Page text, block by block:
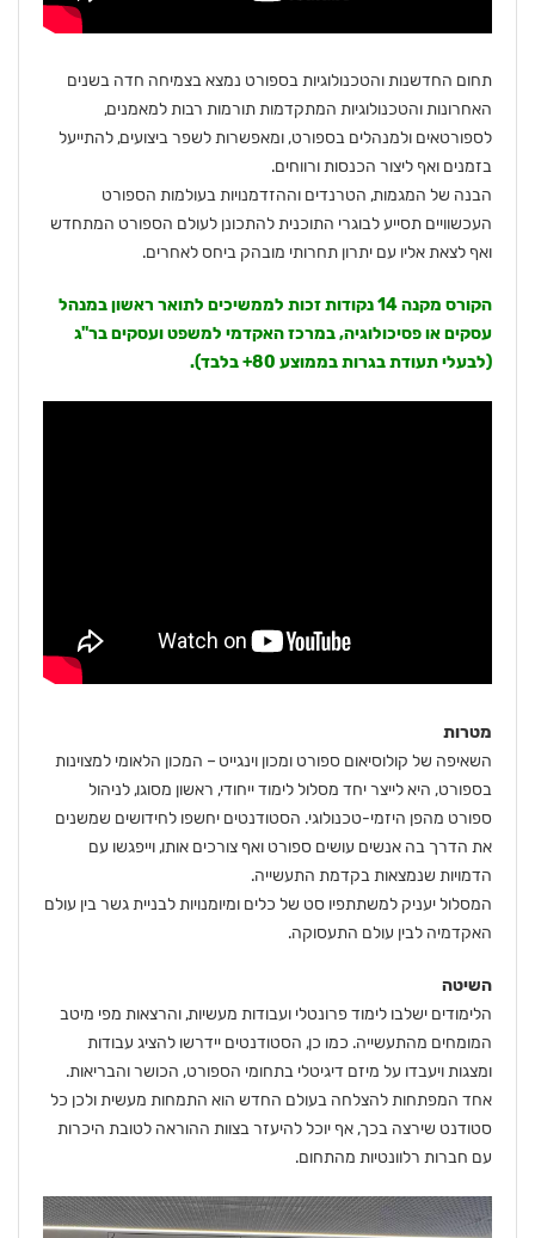
תחום החדשנות והטכנולוגיות בספורט נמצא בצמיחה חדה בשנים
האחרונות והטכנולוגיות המתקדמות תורמות רבות למאמנים,
לספורטאים ולמנהלים בספורט, ומאפשרות לשפר ביצועים, להתייעל
בזמנים ואף ליצור הכנסות ורווחים.
הבנה של המגמות, הטרנדים וההזדמנויות בעולמות הספורט
העכשוויים תסייע לבוגרי התוכנית להתכונן לעולם הספורט המתחדש
ואף לצאת אליו עם יתרון תחרותי מובהק ביחס לאחרים.
הקורס מקנה 14 נקודות זכות לממשיכים לתואר ראשון במנהל
עסקים או פסיכולוגיה, במרכז האקדמי למשפט ועסקים בר"ג
(לבעלי תעודת בגרות בממוצע 80+ בלבד).
מטרות
השאיפה של קולוסיאום ספורט ומכון וינגייט – המכון הלאומי למצוינות
בספורט, היא לייצר יחד מסלול לימוד ייחודי, ראשון מסוגו, לניהול
ספורט מהפן היזמי-טכנולוגי. הסטודנטים יחשפו לחידושים שמשנים
את הדרך בה אנשים עושים ספורט ואף צורכים אותו, וייפגשו עם
הדמויות שנמצאות בקדמת התעשייה.
המסלול יעניק למשתתפיו סט של כלים ומיומנויות לבניית גשר בין עולם
האקדמיה לבין עולם התעסוקה.
השיטה
הלימודים ישלבו לימוד פרונטלי ועבודות מעשיות, והרצאות מפי מיטב
המומחים מהתעשייה. כמו כן, הסטודנטים יידרשו להציג עבודות
ומצגות ויעבדו על מיזם דיגיטלי בתחומי הספורט, הכושר והבריאות.
אחד המפתחות להצלחה בעולם החדש הוא התמחות מעשית ולכן כל
סטודנט שירצה בכך, אף יוכל להיעזר בצוות ההוראה לטובת היכרות
עם חברות רלוונטיות מהתחום.